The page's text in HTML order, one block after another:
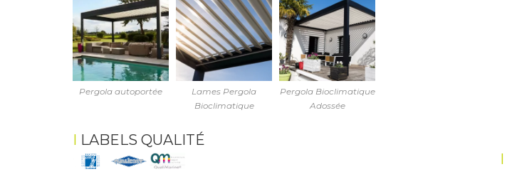
Pergola autoportée
Lames Pergola
Bioclimatique
Pergola Bioclimatique
Adossée
LABELS QUALITÉ